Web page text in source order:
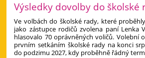
Výsledky dovolby do školské
Ve volbách do školské rady, které
jako zástupce rodičů zvolena paní Lenka
hlasovalo 70 oprávněných voličů. Volební
prvním setkáním školské rady na konci
do podzimu 2027, kdy proběhně řádný